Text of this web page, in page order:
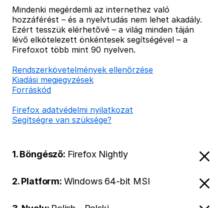
Mindenki megérdemli az internethez való
hozzáférést – és a nyelvtudás nem lehet akadály.
Ezért tesszük elérhetővé – a világ minden táján
lévő elkötelezett önkéntesek segítségével – a
Firefoxot több mint 90 nyelven.
Rendszerkövetelmények ellenőrzése
Kiadási megjegyzések
Forráskód
Firefox adatvédelmi nyilatkozat
Segítségre van szüksége?
1. Böngésző: Firefox Nightly
2. Platform: Windows 64-bit MSI